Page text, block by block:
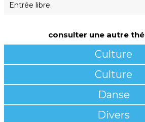
Entrée libre.
consulter une autre
Culture
Culture
Danse
Divers